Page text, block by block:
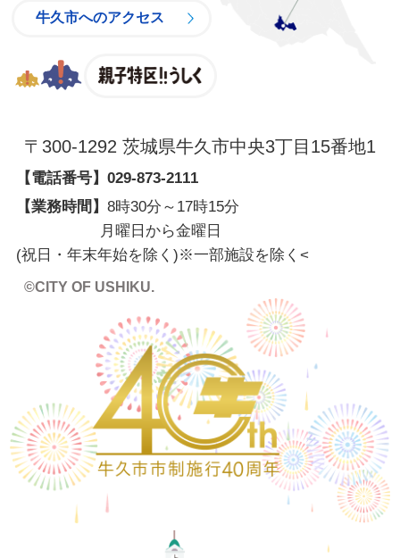
牛久市へのアクセス
〒300-1292 茨城県牛久市中央3丁目15番地1
【電話番号】 029-873-2111
【業務時間】 8時30分～17時15分
月曜日から金曜日
(祝日・年末年始を除く)※一部施設を除く <
©CITY OF USHIKU.